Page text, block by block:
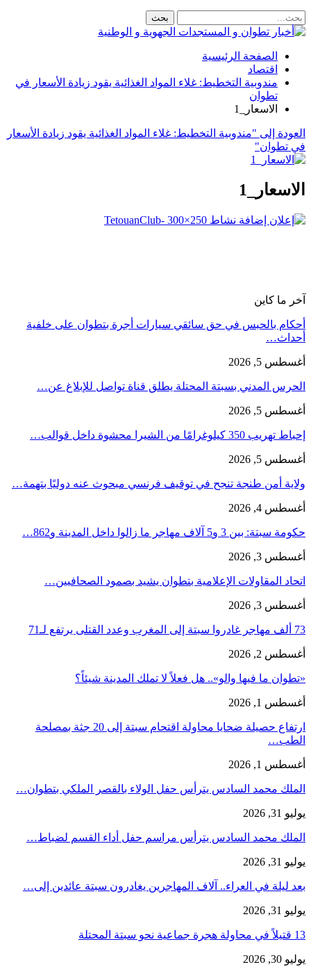
الصفحة الرئيسية
اقتصاد
مندوبية التخطيط: غلاء المواد الغذائية يقود زيادة الأسعار في
تطوان
الاسعار_1
العودة إلى "مندوبية التخطيط: غلاء المواد الغذائية يقود زيادة الأسعار
في تطوان"
الاسعار_1
آخر ما كاين
أحكام بالحبس في حق سائقي سيارات أجرة بتطوان على خلفية
أحداث…
أغسطس 5, 2026
الحرس المدني بسبتة المحتلة يطلق قناة تواصل للإبلاغ عن…
أغسطس 5, 2026
إحباط تهريب 350 كيلوغرامًا من الشيرا محشوة داخل قوالب…
أغسطس 5, 2026
ولاية أمن طنجة تنجح في توقيف فرنسي مبحوث عنه دوليًا بتهمة…
أغسطس 4, 2026
حكومة سبتة: بين 3 و5 آلاف مهاجر ما زالوا داخل المدينة و862…
أغسطس 3, 2026
اتحاد المقاولات الإعلامية بتطوان يشيد بصمود الصحافيين…
أغسطس 3, 2026
73 ألف مهاجر غادروا سبتة إلى المغرب وعدد القتلى يرتفع لـ71
أغسطس 2, 2026
«تطوان ما فيها والو».. هل فعلاً لا تملك المدينة شيئاً؟
أغسطس 1, 2026
ارتفاع حصيلة ضحايا محاولة اقتحام سبتة إلى 20 جثة بمصلحة
الطب…
أغسطس 1, 2026
الملك محمد السادس يترأس حفل الولاء بالقصر الملكي بتطوان…
يوليو 31, 2026
الملك محمد السادس يترأس مراسم حفل أداء القسم لضباط…
يوليو 31, 2026
بعد ليلة في العراء.. آلاف المهاجرين يغادرون سبتة عائدين إلى…
يوليو 31, 2026
13 قتيلاً في محاولة هجرة جماعية نحو سبتة المحتلة
يوليو 30, 2026